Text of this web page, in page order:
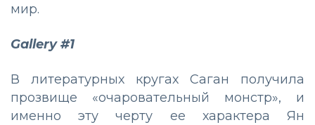
мир.
Gallery #1
В литературных кругах Саган получила
прозвище «очаровательный монстр», и
именно эту черту ее характера Ян